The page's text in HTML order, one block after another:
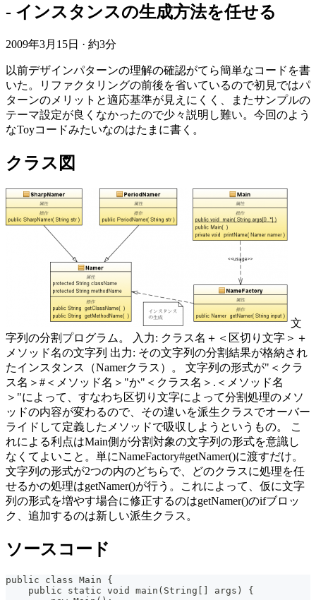
- インスタンスの生成方法を任せる
2009年3月15日 · 約3分
以前デザインパターンの理解の確認がてら簡単なコードを書
いた。リファクタリングの前後を省いているので初見ではパ
ターンのメリットと適応基準が見えにくく、またサンプルの
テーマ設定が良くなかったので少々説明し難い。今回のよう
なToyコードみたいなのはたまに書く。
クラス図
文
字列の分割プログラム。 入力: クラス名＋＜区切り文字＞＋
メソッド名の文字列 出力: その文字列の分割結果が格納され
たインスタンス（Namerクラス）。 文字列の形式が"＜クラ
ス名＞#＜メソッド名＞"か"＜クラス名＞.＜メソッド名
＞"によって、すなわち区切り文字によって分割処理のメソ
ッドの内容が変わるので、その違いを派生クラスでオーバー
ライドして定義したメソッドで吸収しようというもの。 こ
れによる利点はMain側が分割対象の文字列の形式を意識し
なくてよいこと。単にNameFactory#getNamer()に渡すだけ。
文字列の形式が2つの内のどちらで、どのクラスに処理を任
せるかの処理はgetNamer()が行う。これによって、仮に文字
列の形式を増やす場合に修正するのはgetNamer()のifブロッ
ク、追加するのは新しい派生クラス。
ソースコード
public class Main {
    public static void main(String[] args) {